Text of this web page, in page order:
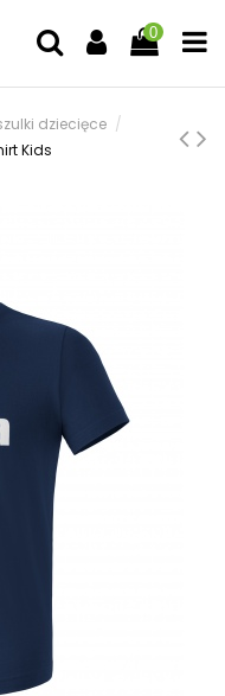
0
dziecięce
Kids